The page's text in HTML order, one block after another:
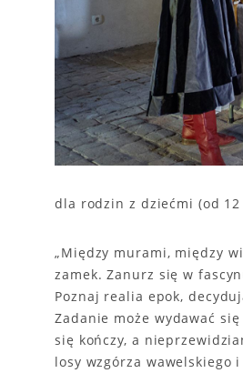
dla rodzin z dziećmi (od
„Między murami, między
zamek. Zanurz się w
Poznaj realia epok,
Zadanie może wydawać
się kończy, a
losy wzgórza wawelskiego